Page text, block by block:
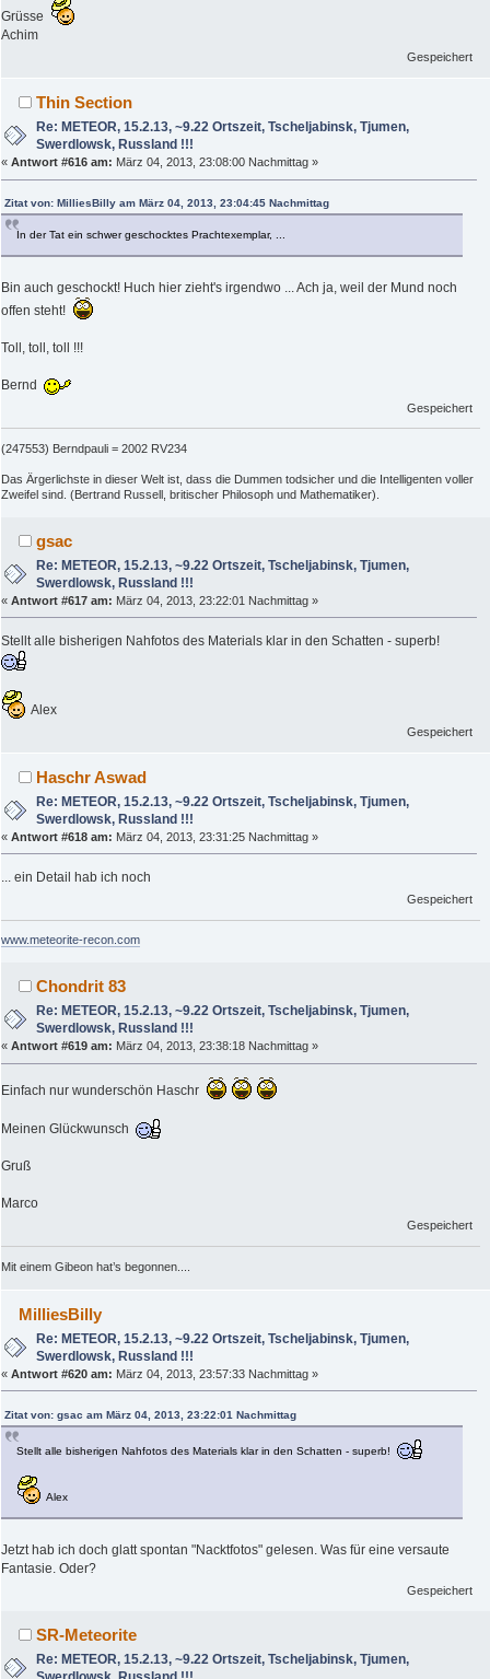
Grüsse
Achim
Gespeichert
Thin Section
Re: METEOR, 15.2.13, ~9.22 Ortszeit, Tscheljabinsk, Tjumen,
Swerdlowsk, Russland !!!
« Antwort #616 am: März 04, 2013, 23:08:00 Nachmittag »
Zitat von: MilliesBilly am März 04, 2013, 23:04:45 Nachmittag
In der Tat ein schwer geschocktes Prachtexemplar, ...
Bin auch geschockt! Huch hier zieht's irgendwo ... Ach ja, weil der Mund noch
offen steht!
Toll, toll, toll !!!
Bernd
Gespeichert
(247553) Berndpauli = 2002 RV234
Das Ärgerlichste in dieser Welt ist, dass die Dummen todsicher und die Intelligenten voller
Zweifel sind. (Bertrand Russell, britischer Philosoph und Mathematiker).
gsac
Re: METEOR, 15.2.13, ~9.22 Ortszeit, Tscheljabinsk, Tjumen,
Swerdlowsk, Russland !!!
« Antwort #617 am: März 04, 2013, 23:22:01 Nachmittag »
Stellt alle bisherigen Nahfotos des Materials klar in den Schatten - superb!
Alex
Gespeichert
Haschr Aswad
Re: METEOR, 15.2.13, ~9.22 Ortszeit, Tscheljabinsk, Tjumen,
Swerdlowsk, Russland !!!
« Antwort #618 am: März 04, 2013, 23:31:25 Nachmittag »
... ein Detail hab ich noch
Gespeichert
www.meteorite-recon.com
Chondrit 83
Re: METEOR, 15.2.13, ~9.22 Ortszeit, Tscheljabinsk, Tjumen,
Swerdlowsk, Russland !!!
« Antwort #619 am: März 04, 2013, 23:38:18 Nachmittag »
Einfach nur wunderschön Haschr
Meinen Glückwunsch
Gruß
Marco
Gespeichert
Mit einem Gibeon hat’s begonnen....
MilliesBilly
Re: METEOR, 15.2.13, ~9.22 Ortszeit, Tscheljabinsk, Tjumen,
Swerdlowsk, Russland !!!
« Antwort #620 am: März 04, 2013, 23:57:33 Nachmittag »
Zitat von: gsac am März 04, 2013, 23:22:01 Nachmittag
Stellt alle bisherigen Nahfotos des Materials klar in den Schatten - superb!
Alex
Jetzt hab ich doch glatt spontan "Nacktfotos" gelesen. Was für eine versaute
Fantasie. Oder?
Gespeichert
SR-Meteorite
Re: METEOR, 15.2.13, ~9.22 Ortszeit, Tscheljabinsk, Tjumen,